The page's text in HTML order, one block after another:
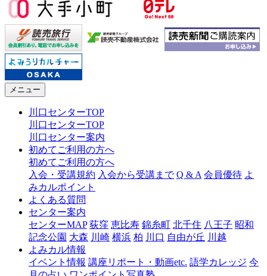
メニュー
川口センターTOP
川口センターTOP
川口センター案内
初めてご利用の方へ
初めてご利用の方へ
入会・受講規約 入会から受講まで Q & A 会員優待 よ
みカルポイント
よくある質問
センター案内
センターMAP 荻窪 恵比寿 錦糸町 北千住 八王子 昭和
記念公園 大森 川崎 横浜 柏 川口 自由が丘 川越
よみカル情報
イベント情報 講座リポート・動画etc. 語学カレッジ 今